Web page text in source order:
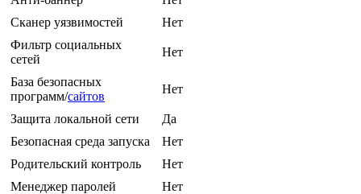
Сканер уязвимостей
Нет
Фильтр социальных
сетей
Нет
База безопасных
программ/сайтов
Нет
Защита локальной сети
Да
Безопасная среда запуска
Нет
Родительский контроль
Нет
Менеджер паролей
Нет